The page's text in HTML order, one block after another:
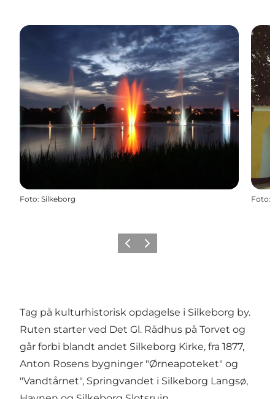
Foto: Silkeborg Foto:
ForrigeNæste
Tag på kulturhistorisk opdagelse i Silkeborg by.
Ruten starter ved Det Gl. Rådhus på Torvet og
går forbi blandt andet Silkeborg Kirke, fra 1877,
Anton Rosens bygninger "Ørneapoteket" og
"Vandtårnet", Springvandet i Silkeborg Langsø,